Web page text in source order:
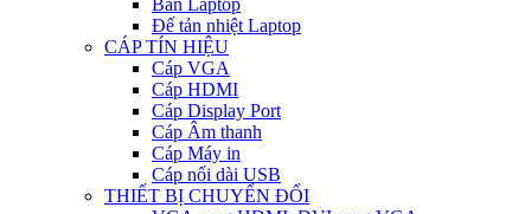
Bàn Laptop
Đế tản nhiệt Laptop
CÁP TÍN HIỆU
Cáp VGA
Cáp HDMI
Cáp Display Port
Cáp Âm thanh
Cáp Máy in
Cáp nối dài USB
THIẾT BỊ CHUYỂN ĐỔI